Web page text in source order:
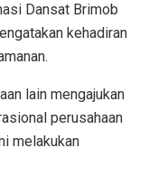
Dansat Brimob
kehadiran
lain mengajukan
perusahaan
melakukan